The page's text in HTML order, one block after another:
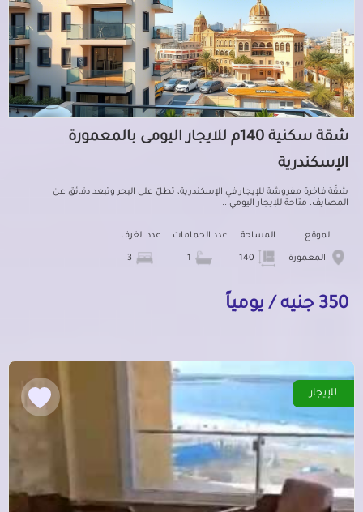
شقة سكنية 140م للايجار اليومى بالمعمورة
الإسكندرية
شقّة فاخرة مفروشة للإيجار في الإسكندرية، تطلّ على البحر وتبعد دقائق عن
المصايف. متاحة للإيجار اليومي...
الموقع
المعمورة
المساحة عدد الحمامات عدد الغرف
350 جنيه / يومياً
للإيجار